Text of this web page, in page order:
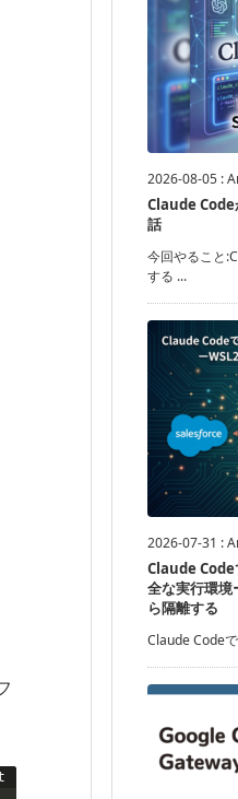
2026-08-05 :
Claude Code
話
今回やること
する ...
2026-07-31 :
Claude
全な実行環境
ら隔離する
Claude Code